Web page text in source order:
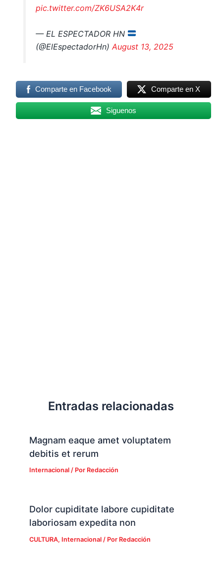
pic.twitter.com/ZK6USA2K4r
— EL ESPECTADOR HN
(@ElEspectadorHn) August 13, 2025
Comparte en Facebook Comparte en X
Siguenos
Entradas relacionadas
Magnam eaque amet voluptatem
debitis et rerum
Internacional/ Por Redacción
Dolor cupiditate labore cupiditate
laboriosam expedita non
CULTURA, Internacional/ Por Redacción